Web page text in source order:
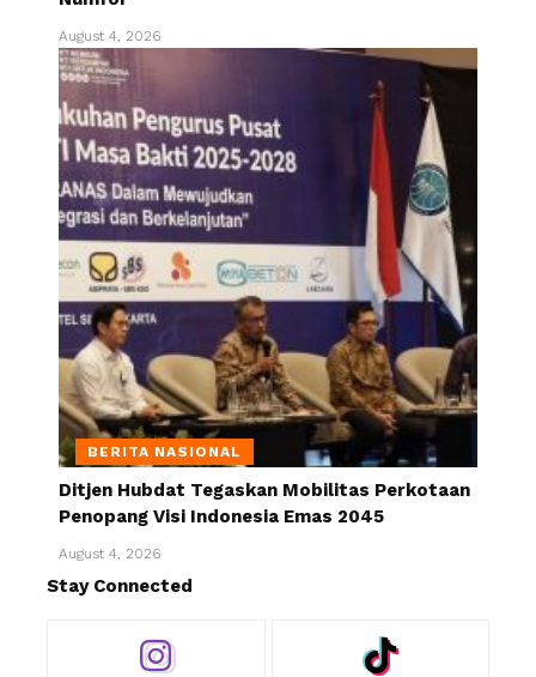
August 4, 2026
BERITA NASIONAL
Ditjen Hubdat Tegaskan Mobilitas Perkotaan
Penopang Visi Indonesia Emas 2045
August 4, 2026
Stay Connected